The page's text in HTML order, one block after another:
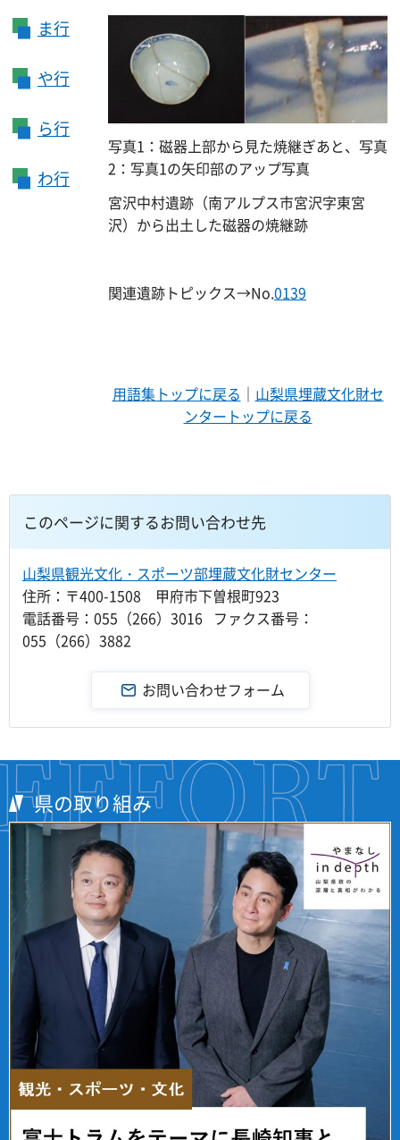
ま行
や行
ら行
わ行
写真1：磁器上部から見た焼継ぎあと、写真
2：写真1の矢印部のアップ写真
宮沢中村遺跡（南アルプス市宮沢字東宮
沢）から出土した磁器の焼継跡
関連遺跡トピックス→No.0139
用語集トップに戻る ｜ 山梨県埋蔵文化財セ
ンタートップに戻る
このページに関するお問い合わせ先
山梨県観光文化・スポーツ部埋蔵文化財センター
住所：〒400-1508 甲府市下曽根町923
電話番号：055（266）3016 ファクス番号：
055（266）3882
県の取り組み